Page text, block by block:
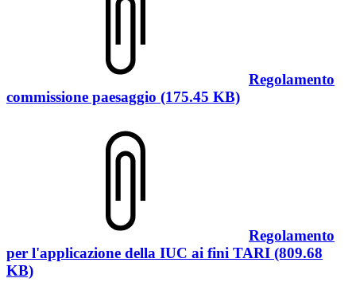
Regolamento
commissione paesaggio (175.45 KB)
Regolamento
per l'applicazione della IUC ai fini TARI (809.68
KB)